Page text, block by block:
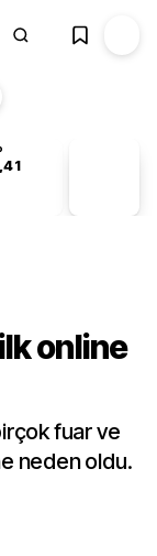
online
fuar ve
neden oldu.